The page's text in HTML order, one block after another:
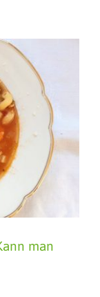
man